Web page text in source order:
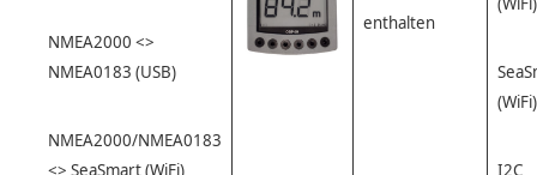
NMEA2000 <>
NMEA0183 (USB)
NMEA2000/NMEA0183
<> SeaSmart (WiFi)
enthalten
(WiFi)
I2C